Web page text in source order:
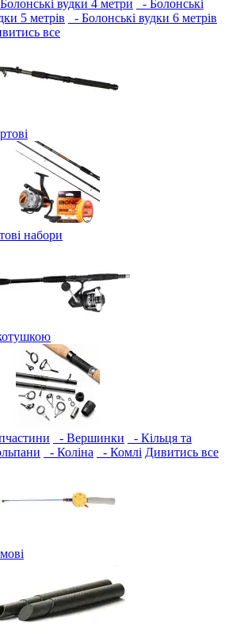
вудки 4 метри
- Болонські
5 метрів
- Болонські вудки 6 метрів
все
набори
- Вершинки
- Кільця та
- Коліна - Комлі Дивитись все